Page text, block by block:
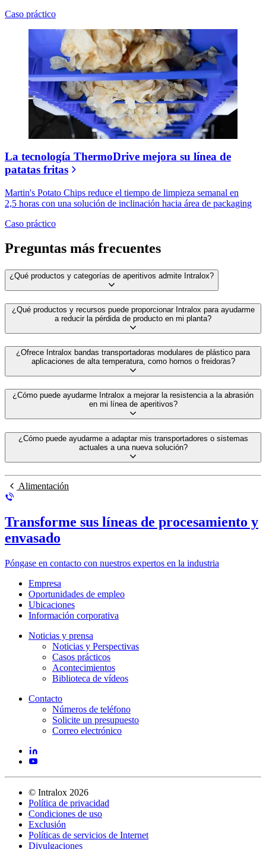
Caso práctico
La tecnología ThermoDrive mejora su línea de
patatas fritas
Martin's Potato Chips reduce el tiempo de limpieza semanal en
2,5 horas con una solución de inclinación hacia área de packaging
Caso práctico
Preguntas más frecuentes
¿Qué productos y categorías de aperitivos admite Intralox?
¿Qué productos y recursos puede proporcionar Intralox para ayudarme
a reducir la pérdida de producto en mi planta?
¿Ofrece Intralox bandas transportadoras modulares de plástico para
aplicaciones de alta temperatura, como hornos o freidoras?
¿Cómo puede ayudarme Intralox a mejorar la resistencia a la abrasión
en mi línea de aperitivos?
¿Cómo puede ayudarme a adaptar mis transportadores o sistemas
actuales a una nueva solución?
Alimentación
Transforme sus líneas de procesamiento y
envasado
Póngase en contacto con nuestros expertos en la industria
Empresa
Oportunidades de empleo
Ubicaciones
Información corporativa
Noticias y prensa
Noticias y Perspectivas
Casos prácticos
Acontecimientos
Biblioteca de vídeos
Contacto
Números de teléfono
Solicite un presupuesto
Correo electrónico
© Intralox 2026
Política de privacidad
Condiciones de uso
Exclusión
Políticas de servicios de Internet
Divulgaciones